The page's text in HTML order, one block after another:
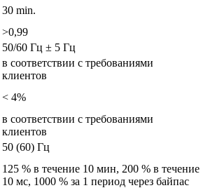
30 min.
>0,99
50/60 Гц ± 5 Гц
в соответствии с требованиями
клиентов
< 4%
в соответствии с требованиями
клиентов
50 (60) Гц
125 % в течение 10 мин, 200 % в течение
10 мс, 1000 % за 1 период через байпас